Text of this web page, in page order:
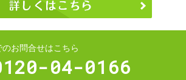
のお問合せはこちら
04-0166